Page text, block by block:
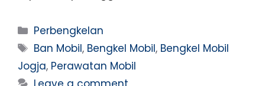
Perbengkelan
Ban Mobil, Bengkel Mobil, Bengkel Mobil
Jogja, Perawatan Mobil